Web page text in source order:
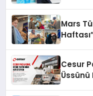
Mars
Cesur